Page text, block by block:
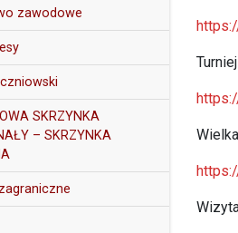
zawodowe
SKRZYNKA
– SKRZYNKA